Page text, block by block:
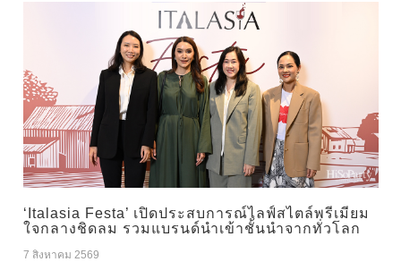
‘Italasia Festa’ เปิดประสบการณ์ไลฟ์สไตล์พรีเมียม
ใจกลางชิดลม รวมแบรนด์นำเข้าชั้นนำจากทั่วโลก
7 สิงหาคม 2569